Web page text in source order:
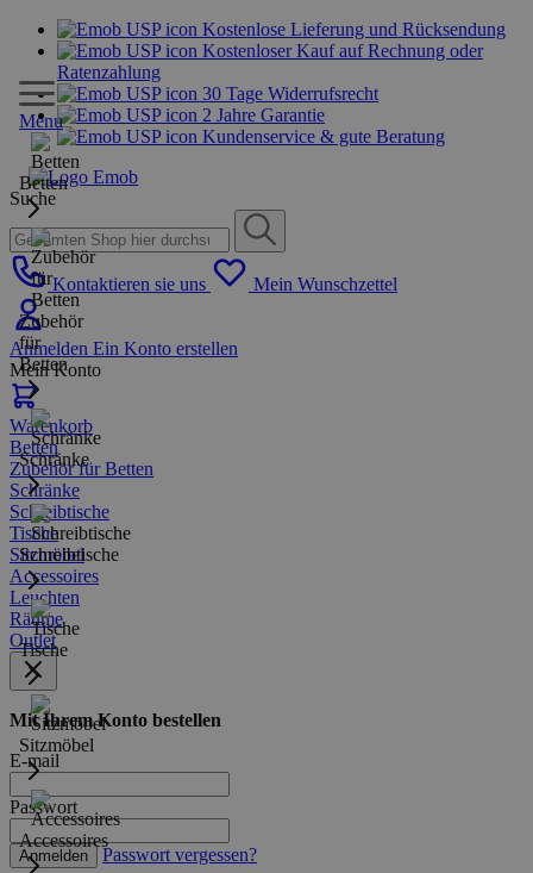
Kostenlose Lieferung und Rücksendung
Kostenloser Kauf auf Rechnung oder
Ratenzahlung
30 Tage Widerrufsrecht
2 Jahre Garantie
Kundenservice & gute Beratung
Suche
Kontaktieren sie uns Mein Wunschzettel
Anmelden Ein Konto erstellen
Mein Konto
Warenkorb
Menu
Betten
Zubehör
für
Betten
Schränke
Schreibtische
Tische
Sitzmöbel
Accessoires
Betten
Zubehör für Betten
Schränke
Schreibtische
Tische
Sitzmöbel
Accessoires
Leuchten
Räume
Outlet
Mit Ihrem Konto bestellen
E-mail
Passwort
Anmelden Passwort vergessen?